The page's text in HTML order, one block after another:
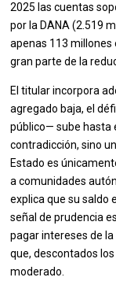
2025 las cuentas
por la DANA (2.519
apenas 113 millones
gran parte de la
El titular incorpora
agregado baja, el
público— sube hasta
contradicción, sino
Estado es
a comunidades
explica que su saldo
señal de prudencia
pagar intereses de
que, descontados
moderado.